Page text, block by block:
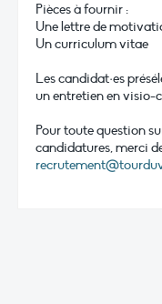
Pièces à fournir :
Une lettre de
Un curriculum vitae
Les candidat·es
un entretien en visio-
Pour toute question
candidatures, merci